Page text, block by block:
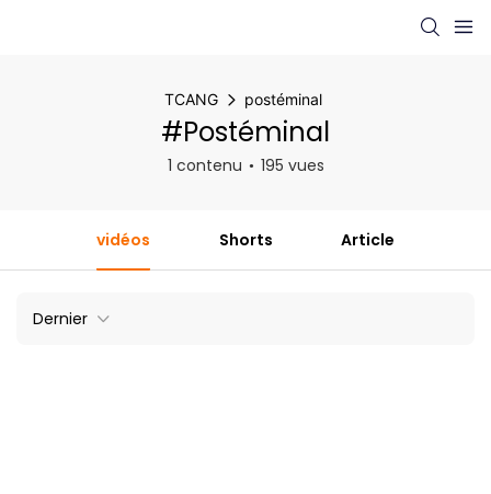
TCANG postéminal
#postéminal
1 contenu 195 vues
vidéos Shorts Article
Dernier